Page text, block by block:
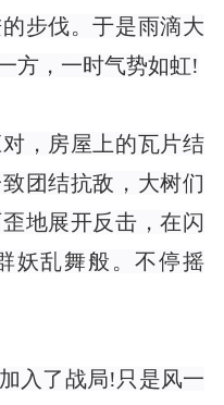
步伐。于是雨滴大
方，一时气势如虹!
，房屋上的瓦片结
团结抗敌，大树们
地展开反击，在闪
妖乱舞般。不停摇
入了战局!只是风一